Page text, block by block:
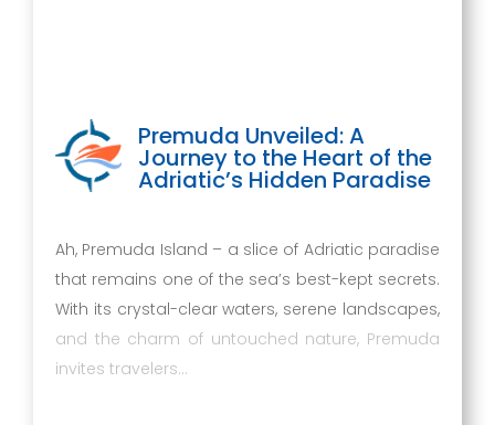
Premuda Unveiled: A
Journey to the Heart of the
Adriatic’s Hidden Paradise
Ah, Premuda Island – a slice of Adriatic paradise
that remains one of the sea’s best-kept secrets.
With its crystal-clear waters, serene landscapes,
and the charm of untouched nature, Premuda
invites travelers…